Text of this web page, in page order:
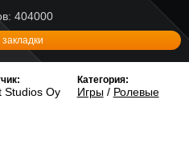
404000
закладки
Studios Oy
Категория:
Игры/ Ролевые